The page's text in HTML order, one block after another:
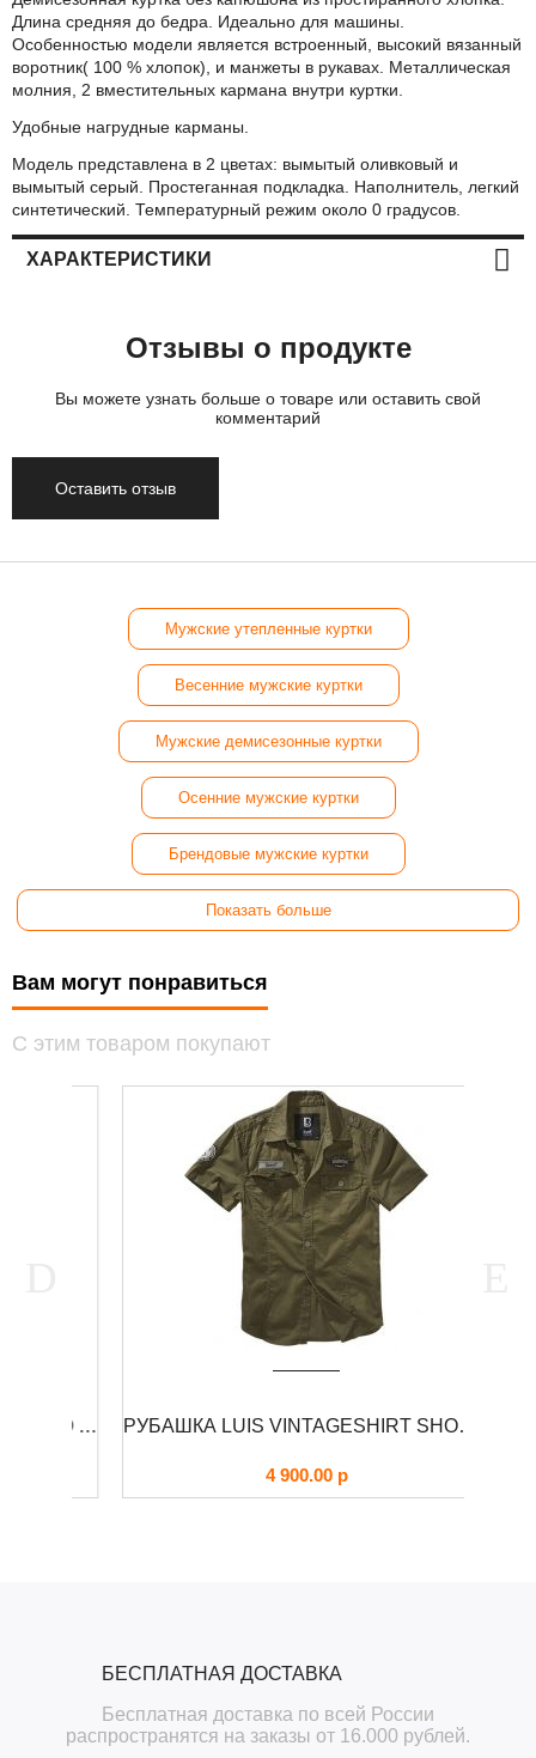
Длина средняя до бедра. Идеально для машины.
Особенностью модели является встроенный, высокий вязанный
воротник( 100 % хлопок), и манжеты в рукавах. Металлическая
молния, 2 вместительных кармана внутри куртки.
Удобные нагрудные карманы.
Модель представлена в 2 цветах: вымытый оливковый и
вымытый серый. Простеганная подкладка. Наполнитель, легкий
синтетический. Температурный режим около 0 градусов.
ХАРАКТЕРИСТИКИ
Отзывы о продукте
Вы можете узнать больше о товаре или оставить свой
комментарий
Оставить отзыв
Мужские утепленные куртки
Весенние мужские куртки
Мужские демисезонные куртки
Осенние мужские куртки
Брендовые мужские куртки
Показать больше
Вам могут понравиться
С этим товаром покупают
РУБАШКА LUIS VINTAGESHIRT SHORT BRANDIT
4 900.00 р
БЕСПЛАТНАЯ ДОСТАВКА
Бесплатная доставка по всей России
распространятся на заказы от 16.000 рублей.